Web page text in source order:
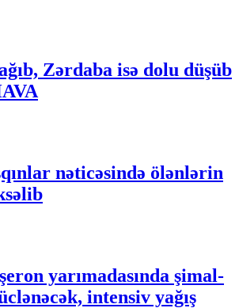
Zərdaba isə dolu düşüb
nəticəsində ölənlərin
yarımadasında şimal-
intensiv yağış